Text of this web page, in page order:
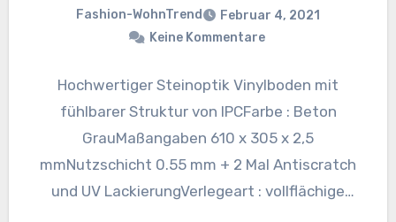
Fashion-WohnTrend
Februar 4, 2021
Keine Kommentare
Hochwertiger Steinoptik Vinylboden mit
fühlbarer Struktur von IPCFarbe : Beton
GrauMaßangaben 610 x 305 x 2,5
mmNutzschicht 0.55 mm + 2 Mal Antiscratch
und UV LackierungVerlegeart : vollflächige